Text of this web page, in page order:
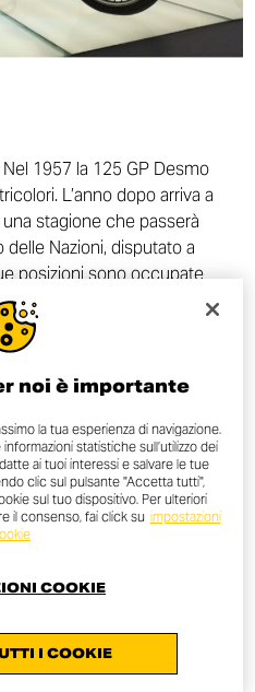
1957 la 125 GP Desmo
L’anno dopo arriva a
stagione che passerà
delle Nazioni, disputato a
posizioni sono occupate
dalla sesta posizione in giù
con il numero 54, è Bruno
125 GP Desmo, vince
noi è importante
la tua esperienza di navigazione.
statistiche sull’utilizzo dei
ai tuoi interessi e salvare le tue
clic sul pulsante "Accetta tutti",
sul tuo dispositivo. Per ulteriori
il consenso, fai click su impostazioni
I COOKIE
COOKIE